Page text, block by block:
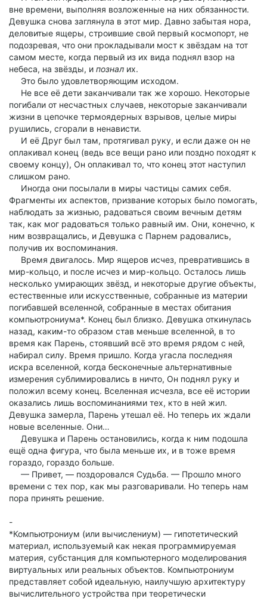
вне времени, выполняя возложенные на них обязанности.
Девушка снова заглянула в этот мир. Давно забытая нора,
деловитые ящеры, строившие свой первый космопорт, не
подозревая, что они прокладывали мост к звёздам на тот
самом месте, когда первый из их вида поднял взор на
небеса, на звёзды, и познал их.
Это было удовлетворяющим исходом.
Не все её дети заканчивали так же хорошо. Некоторые
погибали от несчастных случаев, некоторые заканчивали
жизни в цепочке термоядерных взрывов, целые миры
рушились, сгорали в ненависти.
И её Друг был там, протягивал руку, и если даже он не
оплакивал конец (ведь все вещи рано или поздно походят к
своему концу), Он оплакивал то, что конец этот наступил
слишком рано.
Иногда они посылали в миры частицы самих себя.
Фрагменты их аспектов, призвание которых было помогать,
наблюдать за жизнью, радоваться своим вечным детям
так, как мог радоваться только равный им. Они, конечно, к
ним возвращались, и Девушка с Парнем радовались,
получив их воспоминания.
Время двигалось. Мир ящеров исчез, превратившись в
мир-кольцо, и после исчез и мир-кольцо. Осталось лишь
несколько умирающих звёзд, и некоторые другие объекты,
естественные или искусственные, собранные из материи
погибавшей вселенной, собранные в местах обитания
компьютрониума*. Конец был близко. Девушка откинулась
назад, каким-то образом став меньше вселенной, в то
время как Парень, стоявший всё это время рядом с ней,
набирал силу. Время пришло. Когда угасла последняя
искра вселенной, когда бесконечные альтернативные
измерения сублимировались в ничто, Он поднял руку и
положил всему конец. Вселенная исчезла, все её истории
оказались лишь воспоминаниями тех, кто в ней жил.
Девушка замерла, Парень утешал её. Но теперь их ждали
новые вселенные. Они…
Девушка и Парень остановились, когда к ним подошла
ещё одна фигура, что была меньше их, и в тоже время
гораздо, гораздо больше.
— Привет, — поздоровался Судьба. — Прошло много
времени с тех пор, как мы разговаривали. Но теперь нам
пора принять решение.
-
*Компьютрониум (или вычислениум) — гипотетический
материал, используемый как некая программируемая
материя, субстанция для компьютерного моделирования
виртуальных или реальных объектов. Компьютрониум
представляет собой идеальную, наилучшую архитектуру
вычислительного устройства при теоретически